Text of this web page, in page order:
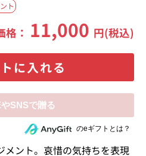
ト
格： 11,000 円(税込)
に入れる
相手にeギフトで贈るのeギフトとは？
メント。哀惜の気持ちを表現